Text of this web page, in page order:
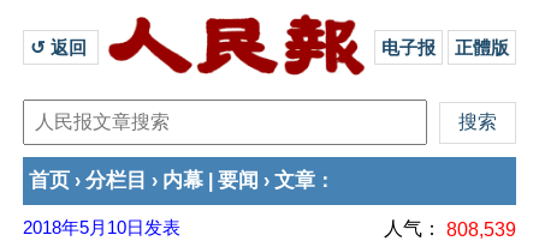
↺ 返回 电子报 正體版
首页 › 分栏目 › 内幕 要闻 › 文章 ：
2018年5月10日 发表 人气： 808,539